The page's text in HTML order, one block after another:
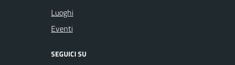
Luoghi
Eventi
SEGUICI SU